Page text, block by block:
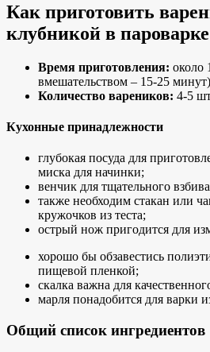
Как приготовить
клубникой в пароварке
Время приготовления: около
вмешательством – 15-25
Количество вареников: 4-5
Кухонные принадлежности
глубокая посуда для
миска для начинки;
венчик для тщательного
также необходим стакан или
кружочков из теста;
острый нож пригодится для
хорошо бы обзавестись
пищевой пленкой;
скалка важна для
марля понадобится для варки
Общий список ингредиентов